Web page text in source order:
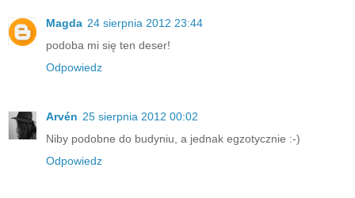
Magda 24 sierpnia 2012 23:44
podoba mi się ten deser!
Odpowiedz
Arvén 25 sierpnia 2012 00:02
Niby podobne do budyniu, a jednak egzotycznie :-)
Odpowiedz